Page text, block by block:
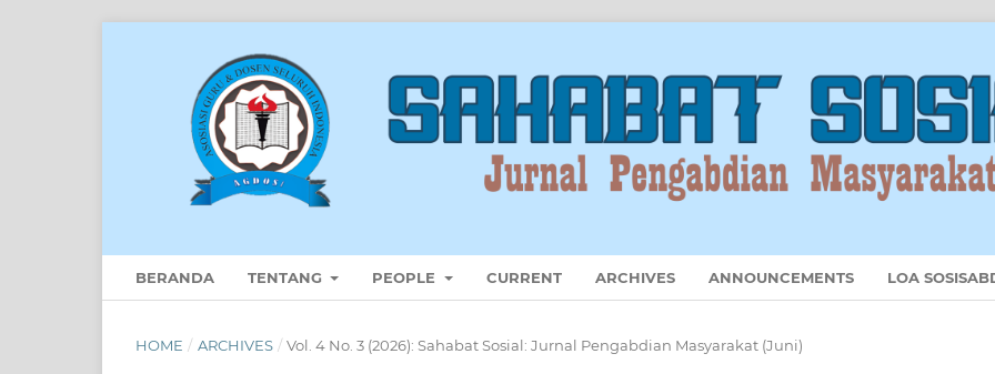
BERANDA TENTANG PEOPLE CURRENT ARCHIVES ANNOUNCEMENTS LOA
HOME / ARCHIVES / Vol. 4 No. 3 (2026): Sahabat Sosial: Jurnal Pengabdian Masyarakat (Juni)